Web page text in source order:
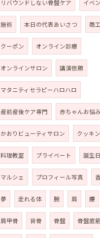
リバウンドしない骨盤ケア イベ
施術 本日の代表あいさつ 商
クーポン オンライン診療
オンラインサロン 講演依頼
マタニティセラピーハロハロ
産前産後ケア専門 赤ちゃんお悩み
かおりビューティサロン クッキ
料理教室 プライベート 誕生
マルシェ プロフィール写真
夢 走れる体 腕 肩 腰
肩甲骨 背骨 骨盤 骨盤底筋